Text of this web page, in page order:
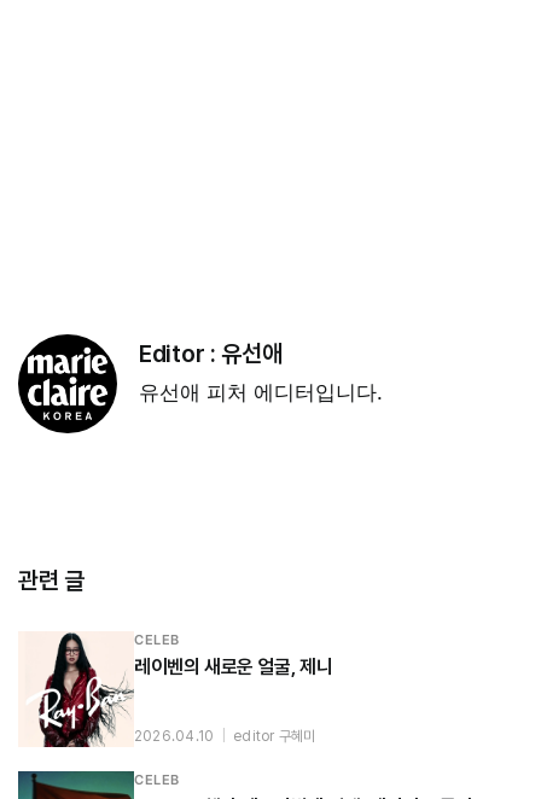
Editor :유선애
유선애 피처 에디터입니다.
관련 글
CELEB
레이벤의 새로운 얼굴, 제니
2026.04.10 editor 구혜미
CELEB